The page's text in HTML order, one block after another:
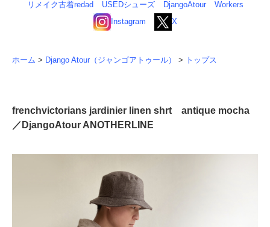
リメイク古着redad
USEDシューズ DjangoAtour
Workers
Instagram
X
ホーム > Django Atour（ジャンゴアトゥール） > トップス
frenchvictorians jardinier linen shrt antique mocha
／DjangoAtour ANOTHERLINE